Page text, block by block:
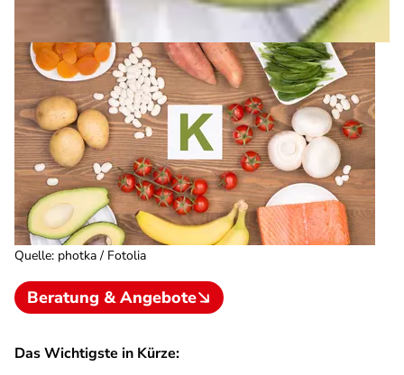
Quelle: photka / Fotolia
Beratung & Angebote
Das Wichtigste in Kürze: